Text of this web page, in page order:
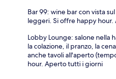
Bar 99: wine bar con vista
leggeri. Si offre happy
Lobby Lounge: salone nella
la colazione, il pranzo, la
anche tavoli all'aperto
hour. Aperto tutti i giorni